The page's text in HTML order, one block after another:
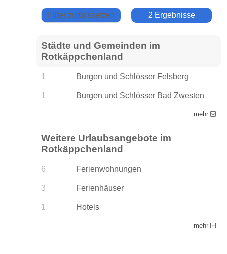
Filter zurücksetzen 2 Ergebnisse
Städte und Gemeinden im
Rotkäppchenland
1 Burgen und Schlösser Felsberg
1 Burgen und Schlösser Bad Zwesten
mehr
Weitere Urlaubsangebote im
Rotkäppchenland
6 Ferienwohnungen
3 Ferienhäuser
1 Hotels
mehr